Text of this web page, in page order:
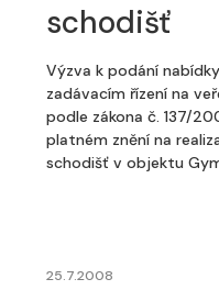
schodišť
Výzva k podání
zadávacím řízení na
podle zákona č. 137/
platném znění na
schodišť v objektu
25.7.2008